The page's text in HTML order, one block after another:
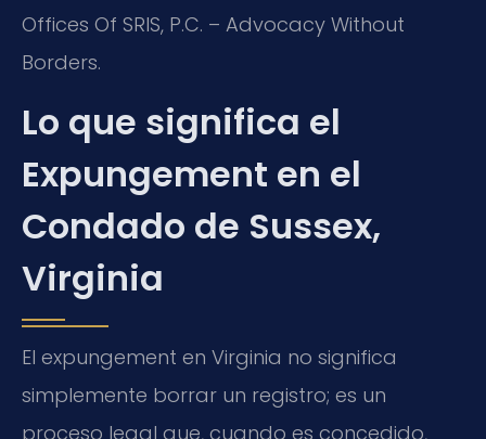
Offices Of SRIS, P.C. – Advocacy Without
Borders.
Lo que significa el
Expungement en el
Condado de Sussex,
Virginia
El expungement en Virginia no significa
simplemente borrar un registro; es un
proceso legal que, cuando es concedido,